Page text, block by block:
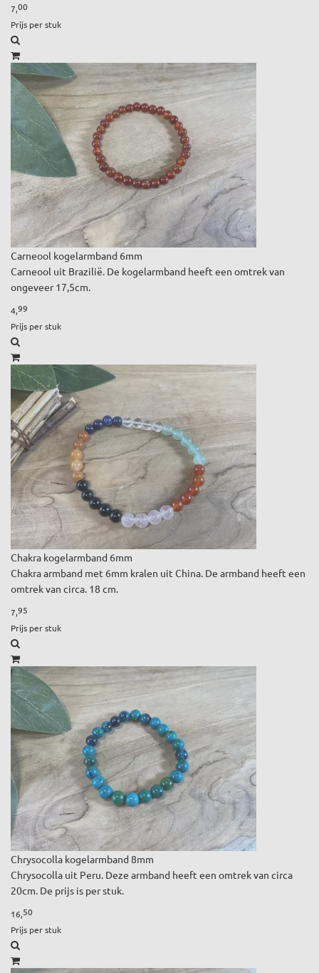
7,00
Prijs per stuk
Carneool kogelarmband 6mm
Carneool uit Brazilië. De kogelarmband heeft een omtrek van
ongeveer 17,5cm.
4,99
Prijs per stuk
Chakra kogelarmband 6mm
Chakra armband met 6mm kralen uit China. De armband heeft een
omtrek van circa. 18 cm.
7,95
Prijs per stuk
Chrysocolla kogelarmband 8mm
Chrysocolla uit Peru. Deze armband heeft een omtrek van circa
20cm. De prijs is per stuk.
16,50
Prijs per stuk